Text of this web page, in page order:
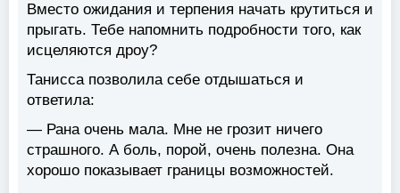
Вместо ожидания и терпения начать крутиться и
прыгать. Тебе напомнить подробности того, как
исцеляются дроу?
Танисса позволила себе отдышаться и
ответила:
— Рана очень мала. Мне не грозит ничего
страшного. А боль, порой, очень полезна. Она
хорошо показывает границы возможностей.